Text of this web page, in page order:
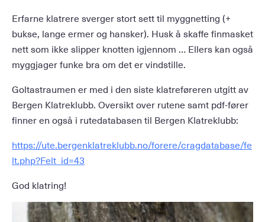
Erfarne klatrere sverger stort sett til myggnetting (+
bukse, lange ermer og hansker). Husk å skaffe finmasket
nett som ikke slipper knotten igjennom … Ellers kan også
myggjager funke bra om det er vindstille.
Goltastraumen er med i den siste klatreføreren utgitt av
Bergen Klatreklubb. Oversikt over rutene samt pdf-fører
finner en også i rutedatabasen til Bergen Klatreklubb:
https://ute.bergenklatreklubb.no/forere/cragdatabase/fe
lt.php?Felt_id=43
God klatring!